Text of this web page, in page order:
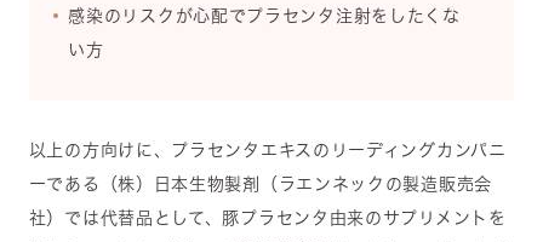
感染のリスクが心配でプラセンタ注射をしたくな
い方
以上の方向けに、プラセンタエキスのリーディングカンパニ
ーである（株）日本生物製剤（ラエンネックの製造販売会
社）では代替品として、豚プラセンタ由来のサプリメントを